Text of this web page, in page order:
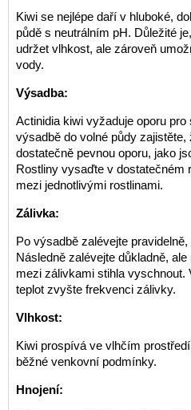
Kiwi se nejlépe daří v hluboké,
půdě s neutrálním pH. Důležité
udržet vlhkost, ale zároveň
vody.
Výsadba:
Actinidia kiwi vyžaduje oporu
výsadbě do volné půdy zajistěte,
dostatečně pevnou oporu, jako
Rostliny vysaďte v dostatečném
mezi jednotlivými rostlinami.
Zálivka:
Po výsadbě zalévejte
Následně zalévejte důkladně,
mezi zálivkami stihla
teplot zvyšte frekvenci zálivky.
Vlhkost:
Kiwi prospívá ve vlhčím
běžné venkovní podmínky.
Hnojení: